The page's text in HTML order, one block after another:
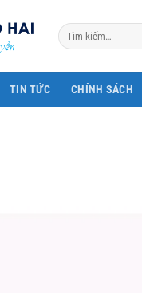
Tìm
kiếm:
TIN TỨC CHÍNH SÁCH